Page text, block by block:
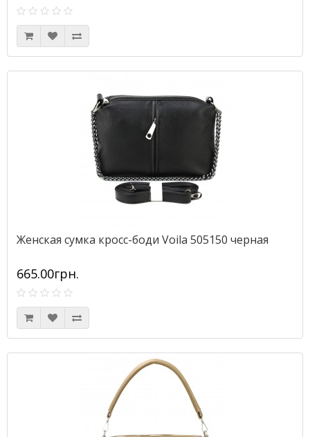
Женская сумка кросс-боди Voila 505150 черная
665.00грн.